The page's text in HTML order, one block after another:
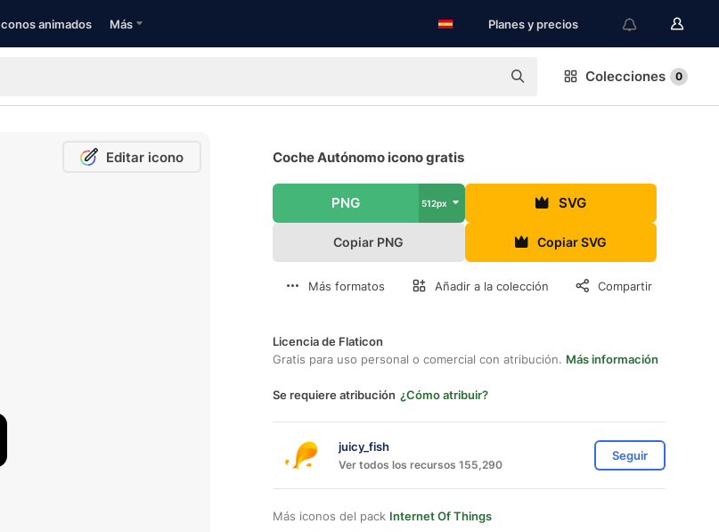
animados Más Planes y precios
Colecciones 0
Editar icono Coche Autónomo icono gratis
PNG 512px SVG
Copiar PNG Copiar SVG
Más formatos Añadir a la colección Compartir
Licencia de Flaticon
Gratis para uso personal o comercial con atribución. Más información
Se requiere atribución ¿Cómo atribuir?
juicy_fish
Ver todos los recursos 155,290
Seguir
Más iconos del pack Internet Of Things